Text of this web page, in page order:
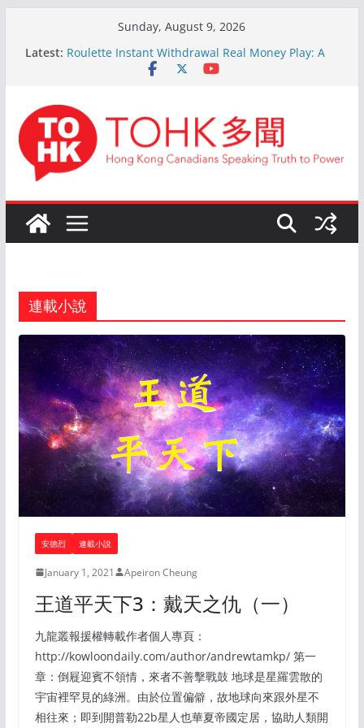
Sunday, August 9, 2026
Latest: The Ultimate Guide to Online Roulette
Roulette Instant Withdrawal Real Money Play: A
Comprehensive Guide
Taktiikat Voittamiseen
En ligne Roulette astuces: Conseils d’un expert
après 15 ans d’expérience
Live Roulette avec Crypto: Le Guide Complet pour
連載小說
安德烈 連載小說
January 1, 2021 Apeiron Cheung
王道平天下3：戴天之仇（一）
九龍叢報援權轉載作者個人專頁：
http://kowloondaily.com/author/andrewtamkp/ 第一
章：倒屣迎賓不領情，來者不善擊戰鼓 地球是星羅雲散的
宇宙裡罕見的綠洲。由於位置偏僻，故地球向來跟外星不
相往來；即到開普勒22b星人也華夏帝國定居，協助人類開